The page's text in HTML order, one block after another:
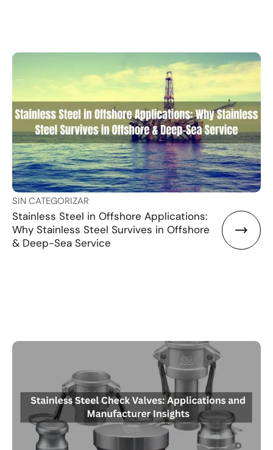
SIN CATEGORIZAR
Stainless Steel in Offshore Applications:
Why Stainless Steel Survives in Offshore
& Deep-Sea Service